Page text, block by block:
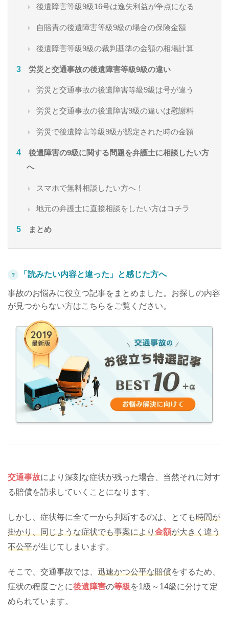
後遺障害等級9級16号は逸失利益が争点になる
自賠責の後遺障害等級9級の場合の保険金額
後遺障害等級9級の裁判基準の金額の相場計算
労災と交通事故の後遺障害等級9級の違い
労災と交通事故の後遺障害等級9級は号が違う
労災と交通事故の後遺障害9級の違いは慰謝料
労災で後遺障害等級9級が認定された時の金額
後遺障害の9級に関する問題を弁護士に相談したい方
へ
スマホで無料相談したい方へ！
地元の弁護士に直接相談をしたい方はコチラ
まとめ
？ 「読みたい内容と違った」と感じた方へ
事故のお悩みに役立つ記事をまとめました。お探しの内容
が見つからない方はこちらをご覧ください。
交通事故により深刻な症状が残った場合、当然それに対す
る賠償を請求していくことになります。
しかし、症状毎に全て一から判断するのは、とても時間が
掛かり、同じような症状でも事案により金額が大きく違う
不公平が生じてしまいます。
そこで、交通事故では、 迅速かつ公平な賠償をするため、
症状の程度ごとに後遺障害の等級を1級～14級に分けて定
められています。